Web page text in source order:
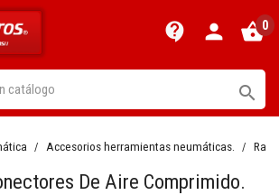
contact_support person shopping_basket0

Accesorios herramientas neumáticas.
De Aire Comprimido.